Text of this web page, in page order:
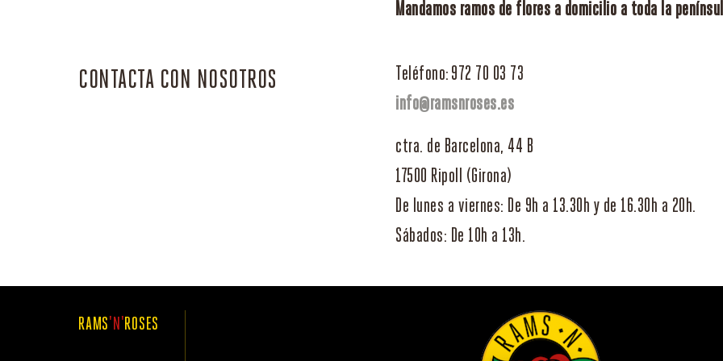
Mandamos ramos de flores a domicilio a toda la
CONTACTA CON NOSOTROS
Teléfono: 972 70 03 73
info@ramsnroses.es
ctra. de Barcelona, 44 B
17500 Ripoll (Girona)
De lunes a viernes: De 9h a 13.30h y de 16.30h a 20h.
Sábados: De 10h a 13h.
RAMS'N'ROSES